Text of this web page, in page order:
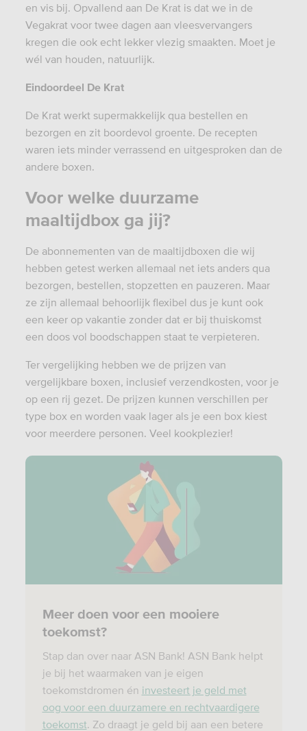
en vis bij. Opvallend aan De Krat is dat we in de
Vegakrat voor twee dagen aan vleesvervangers
kregen die ook echt lekker vlezig smaakten. Moet je
wél van houden, natuurlijk.
Eindoordeel De Krat
De Krat werkt supermakkelijk qua bestellen en
bezorgen en zit boordevol groente. De recepten
waren iets minder verrassend en uitgesproken dan de
andere boxen.
Voor welke duurzame
maaltijdbox ga jij?
De abonnementen van de maaltijdboxen die wij
hebben getest werken allemaal net iets anders qua
bezorgen, bestellen, stopzetten en pauzeren. Maar
ze zijn allemaal behoorlijk flexibel dus je kunt ook
een keer op vakantie zonder dat er bij thuiskomst
een doos vol boodschappen staat te verpieteren.
Ter vergelijking hebben we de prijzen van
vergelijkbare boxen, inclusief verzendkosten, voor je
op een rij gezet. De prijzen kunnen verschillen per
type box en worden vaak lager als je een box kiest
voor meerdere personen. Veel kookplezier!
Meer doen voor een mooiere
toekomst?
Stap dan over naar ASN Bank! ASN Bank helpt
je bij het waarmaken van je eigen
toekomstdromen én investeert je geld met
oog voor een duurzamere en rechtvaardigere
toekomst. Zo draagt je geld bij aan een betere